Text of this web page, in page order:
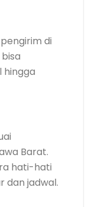
di
hingga
Barat.
hati-hati
dan jadwal.